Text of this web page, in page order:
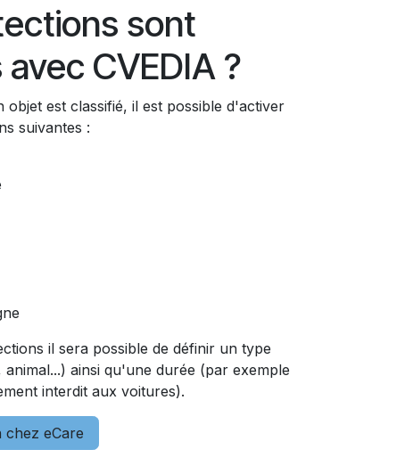
sont
CVEDIA ?
est classifié, il est possible d'activer
suivantes :
il sera possible de définir un type
ainsi qu'une durée (par exemple
interdit aux voitures).
chez eCare